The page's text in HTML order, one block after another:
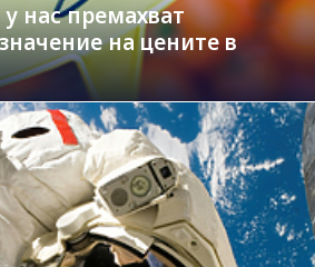
нас премахват
на цените в